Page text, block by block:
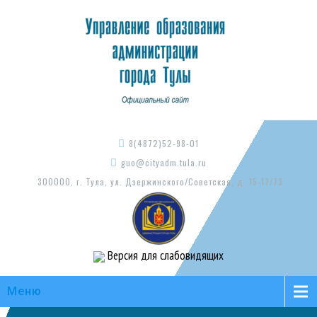
8(4872)52-98-01
guo@cityadm.tula.ru
300000, г. Тула, ул. Дзержинского/Советская, д. 15-17/73
Версия для слабовидящих
Меню